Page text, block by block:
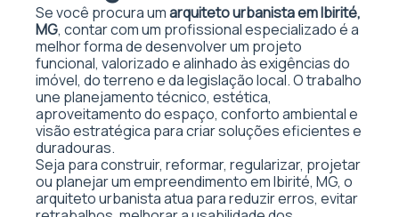
Se você procura umarquiteto urbanista em Ibirité,
MG, contar com um profissional especializado é a
melhor forma de desenvolver um projeto
funcional, valorizado e alinhado às exigências do
imóvel, do terreno e da legislação local. O trabalho
une planejamento técnico, estética,
aproveitamento do espaço, conforto ambiental e
visão estratégica para criar soluções eficientes e
duradouras.
Seja para construir, reformar, regularizar, projetar
ou planejar um empreendimento em Ibirité, MG, o
arquiteto urbanista atua para reduzir erros, evitar